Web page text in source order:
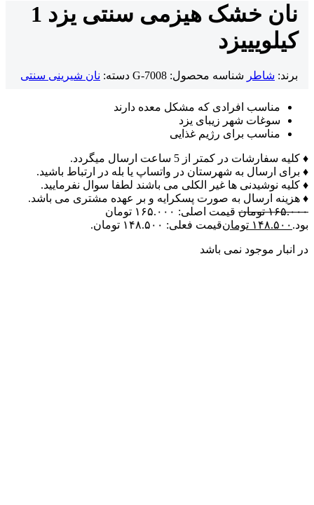
نان خشک هیزمی سنتی یزد 1
کیلویییزد
برند: شاطر شناسه محصول: G-7008 دسته: نان شیرینی سنتی
مناسب افرادی که مشکل معده دارند
سوغات شهر زیبای یزد
مناسب برای رژیم غذایی
♦ کلیه سفارشات در کمتر از 5 ساعت ارسال میگردد.
♦ برای ارسال به شهرستان در واتساپ یا بله در ارتباط باشید.
♦ کلیه نوشیدنی ها غیر الکلی می باشند لطفا سوال نفرمایید.
♦ هزینه ارسال به صورت پسکرایه و بر عهده مشتری می باشد.
۱۶۵.۰۰۰ تومان
قیمت اصلی: ۱۶۵.۰۰۰ تومان
بود. ۱۴۸.۵۰۰ تومانقیمت فعلی: ۱۴۸.۵۰۰ تومان.
در انبار موجود نمی باشد